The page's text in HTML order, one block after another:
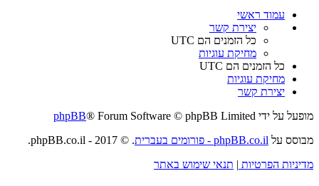
עמוד ראשי
יצירת קשר
כל הזמנים הם UTC
מחיקת עוגיות
כל הזמנים הם UTC
מחיקת עוגיות
יצירת קשר
מופעל על ידי
phpBB® Forum Software © phpBB Limited
מבוסס על phpBB.co.il - פורומים בעברית
. © 2017 - phpBB.co.il.
מדיניות הפרטיות | תנאי שימוש באתר